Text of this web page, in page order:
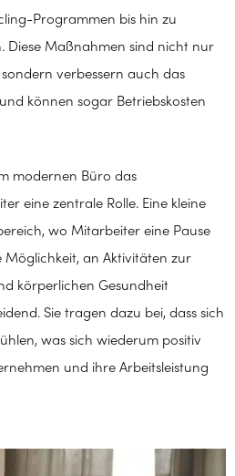
Programmen bis hin zu
Diese Maßnahmen sind nicht nur
verbessern auch das
können sogar Betriebskosten
modernen Büro das
eine zentrale Rolle. Eine kleine
wo Mitarbeiter eine Pause
Möglichkeit, an Aktivitäten zur
körperlichen Gesundheit
Sie tragen dazu bei, dass sich
was sich wiederum positiv
und ihre Arbeitsleistung